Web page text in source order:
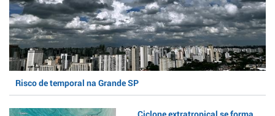
Risco de temporal na Grande SP